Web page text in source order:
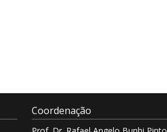
Coordenação